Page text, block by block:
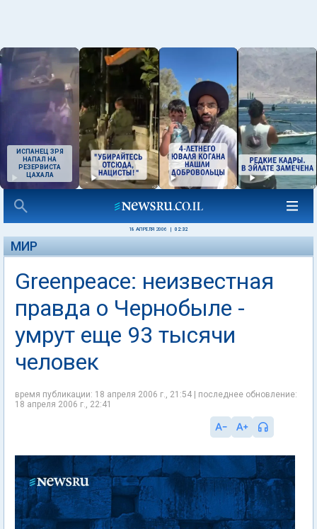
ИСПАНЕЦ ЗРЯ
НАПАЛ НА
РЕЗЕРВИСТА
ЦАХАЛА
18 АПРЕЛЯ 2006 02:32
МИР
Greenpeace: неизвестная
правда о Чернобыле -
умрут еще 93 тысячи
человек
время публикации: 18 апреля 2006 г., 21:54 | последнее обновление:
18 апреля 2006 г., 22:41